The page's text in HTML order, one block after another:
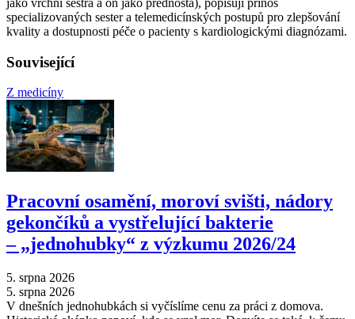
jako vrchní sestra a on jako přednosta), popisují přínos
specializovaných sester a telemedicínských postupů pro zlepšování
kvality a dostupnosti péče o pacienty s kardiologickými diagnózami.
Související
Z medicíny
Pracovní osamění, moroví svišti, nádory
gekončíků a vystřelující bakterie
–⁠ „jednohubky“ z výzkumu 2026/24
5. srpna 2026
5. srpna 2026
V dnešních jednohubkách si vyčíslíme cenu za práci z domova.